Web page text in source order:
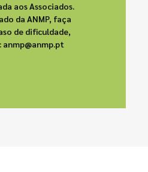
aos Associados.
da ANMP, faça
de dificuldade,